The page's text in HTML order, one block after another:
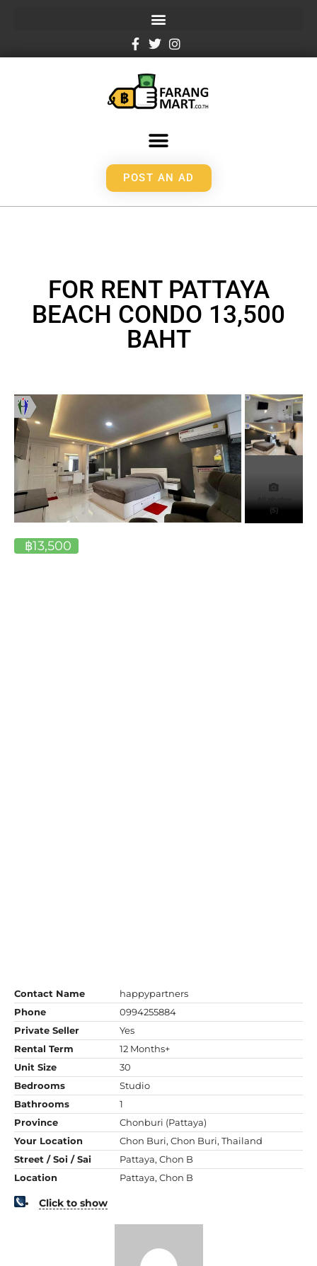
POST AN AD
FOR RENT PATTAYA
BEACH CONDO 13,500
BAHT
(5)
฿13,500
Contact Name
happypartners
Phone
0994255884
Private Seller
Yes
Rental Term
12 Months+
Unit Size
30
Bedrooms
Studio
Bathrooms
1
Province
Chonburi (Pattaya)
Your Location
Chon Buri, Chon Buri, Thailand
Street / Soi / Sai
Pattaya, Chon B
Location
Pattaya, Chon B
Click to show